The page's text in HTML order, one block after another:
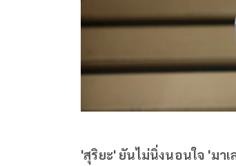
'สุริยะ' ยันไม่นิ่งนอนใจ 'มาเ